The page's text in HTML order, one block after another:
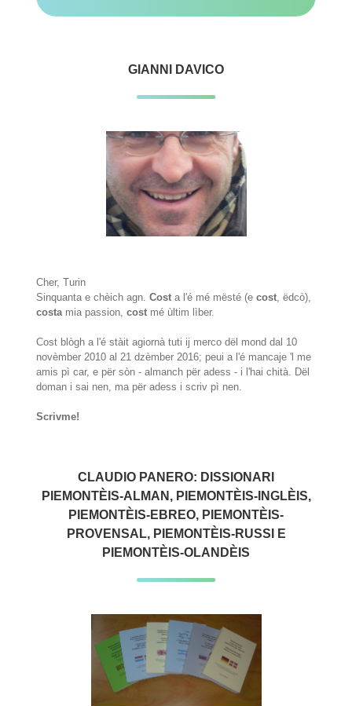
GIANNI DAVICO
Cher, Turin
Sinquanta e chèich agn.Cost a l'é mé mësté (ecost , ëdcò),
costa mia passion,cost mé ùltim lìber.
Cost blògh a l'é stàit agiornà tuti ij merco dël mond dal 10
novèmber 2010 al 21 dzèmber 2016; peui a l'é mancaje 'l me
amis pì car, e për sòn - almanch për adess - i l'hai chità. Dël
doman i sai nen, ma për adess i scriv pì nen.
Scrivme!
CLAUDIO PANERO: DISSIONARI
PIEMONTÈIS-ALMAN, PIEMONTÈIS-INGLÈIS,
PIEMONTÈIS-EBREO, PIEMONTÈIS-
PROVENSAL, PIEMONTÈIS-RUSSI E
PIEMONTÈIS-OLANDÈIS